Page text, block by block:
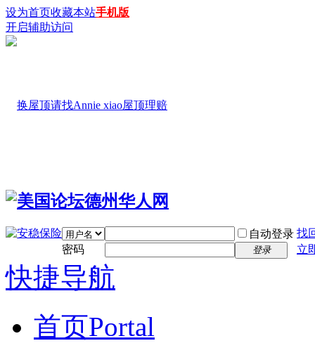
设为首页收藏本站手机版
开启辅助访问
自动登录 找
密码
登录 立
快捷导航
首页Portal